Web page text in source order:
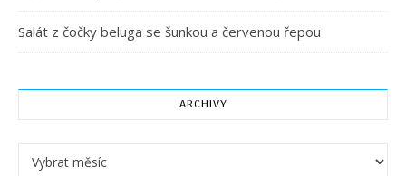
Salát z čočky beluga se šunkou a červenou řepou
ARCHIVY